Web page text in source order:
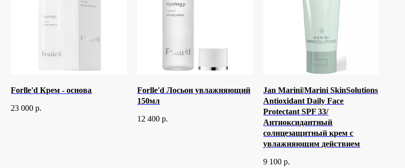
Forlle'd Крем - основа
23 000 р.
Forlle'd Лосьон увлажняющий
150мл
12 400 р.
Jan Marini|Marini SkinSolutions
Antioxidant Daily Face
Protectant SPF 33/
Антиоксидантный
солнцезащитный крем с
увлажняющим действием
9 100 р.